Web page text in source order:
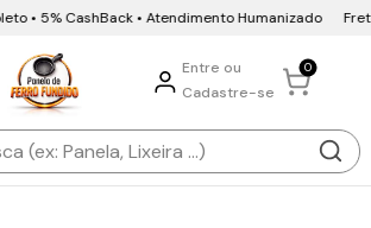
• 5% CashBack • Atendimento Humanizado
Entre ou
Cadastre-se
0